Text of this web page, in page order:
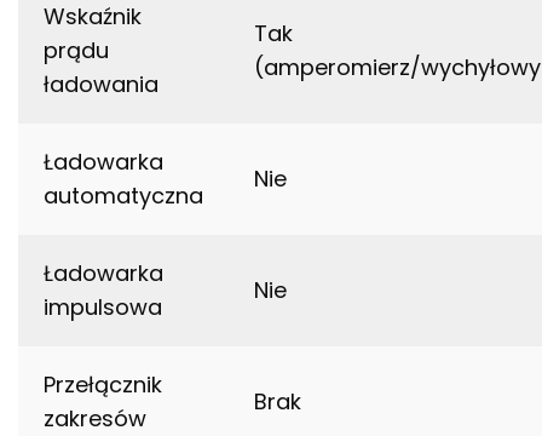
Wskaźnik
prądu
ładowania
Tak
(amperomierz/
Ładowarka
automatyczna
Nie
Ładowarka
impulsowa
Nie
Przełącznik
zakresów
Brak